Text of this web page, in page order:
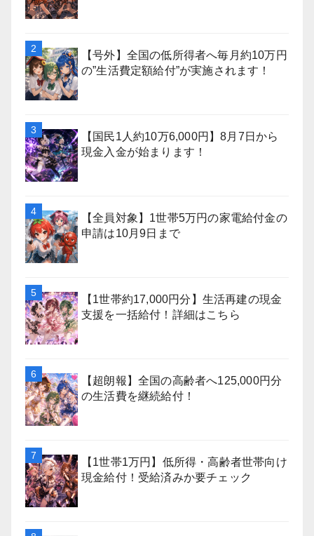
【号外】全国の低所得者へ毎月約10万円
の”生活費定額給付”が実施されます！
【国民1人約10万6,000円】8月7日から
現金入金が始まります！
【全員対象】1世帯5万円の家電給付金の
申請は10月9日まで
【1世帯約17,000円分】生活再建の現金
支援を一括給付！詳細はこちら
【超朗報】全国の高齢者へ125,000円分
の生活費を継続給付！
【1世帯1万円】低所得・高齢者世帯向け
現金給付！受給済みか要チェック